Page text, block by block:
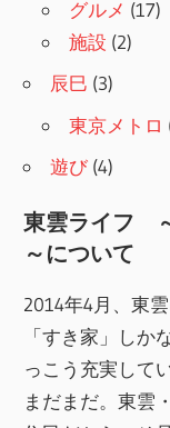
グルメ (17)
施設 (2)
辰巳 (3)
東京メトロ
遊び (4)
東雲ライフ
～について
2014年4月、東
「すき家」し
っこう充実して
まだまだ。東雲